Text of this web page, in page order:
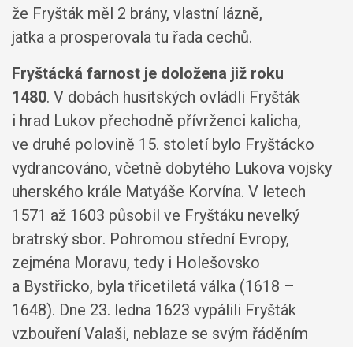
že Fryšták měl 2 brány, vlastní lázně,
jatka a prosperovala tu řada cechů.
Fryštácká farnost je doložena již roku
1480. V dobách husitských ovládli Fryšták
i hrad Lukov přechodně přívrženci kalicha,
ve druhé polovině 15. století bylo Fryštácko
vydrancováno, včetně dobytého Lukova vojsky
uherského krále Matyáše Korvína. V letech
1571 až 1603 působil ve Fryštáku nevelký
bratrský sbor. Pohromou střední Evropy,
zejména Moravu, tedy i Holešovsko
a Bystřicko, byla třicetiletá válka (1618 –
1648). Dne 23. ledna 1623 vypálili Fryšták
vzbouření Valaši, neblaze se svým řáděním